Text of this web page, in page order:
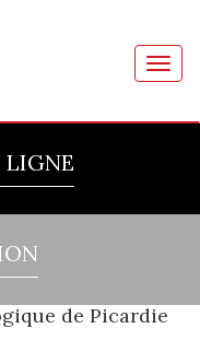
LIGNE
de Picardie